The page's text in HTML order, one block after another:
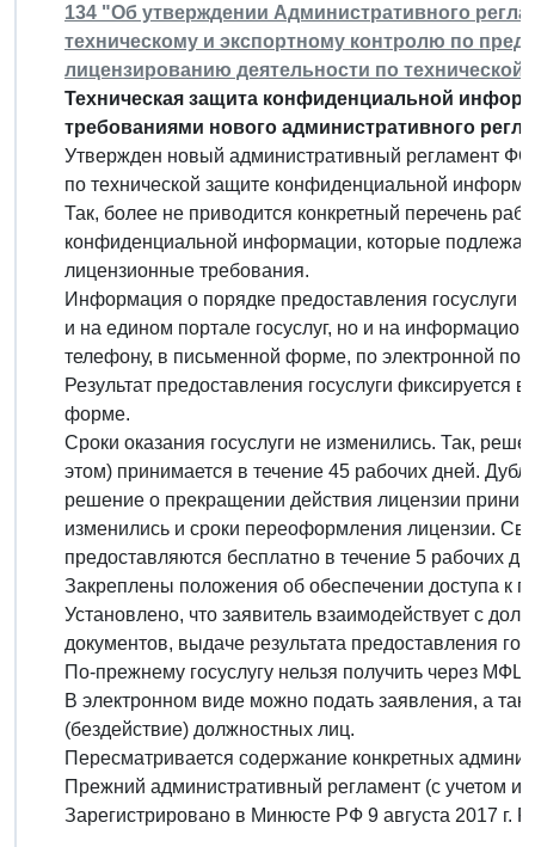
134 "Об утверждении Административного
техническому и экспортному контролю по
лицензированию деятельности по
Техническая защита конфиденциальной
требованиями нового административного
Утвержден новый административный регламент
по технической защите конфиденциальной
Так, более не приводится конкретный перечень
конфиденциальной информации, которые
лицензионные требования.
Информация о порядке предоставления госуслуги
и на едином портале госуслуг, но и на
телефону, в письменной форме, по электронной
Результат предоставления госуслуги фиксируется
форме.
Сроки оказания госуслуги не изменились. Так,
этом) принимается в течение 45 рабочих дней.
решение о прекращении действия лицензии
изменились и сроки переоформления лицензии.
предоставляются бесплатно в течение 5 рабочих
Закреплены положения об обеспечении доступа к
Установлено, что заявитель взаимодействует с
документов, выдаче результата предоставления
По-прежнему госуслугу нельзя получить через МФЦ.
В электронном виде можно подать заявления, а
(бездействие) должностных лиц.
Пересматривается содержание конкретных
Прежний административный регламент (с учетом
Зарегистрировано в Минюсте РФ 9 августа 2017 г.